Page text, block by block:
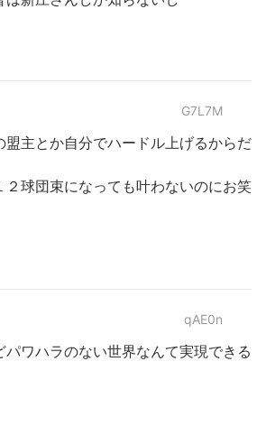
G7L7M
盟主とか自分でハードル上げるからだ
２球団束になっても叶わないのにお笑
qAE0n
パワハラのない世界なんて実現できる